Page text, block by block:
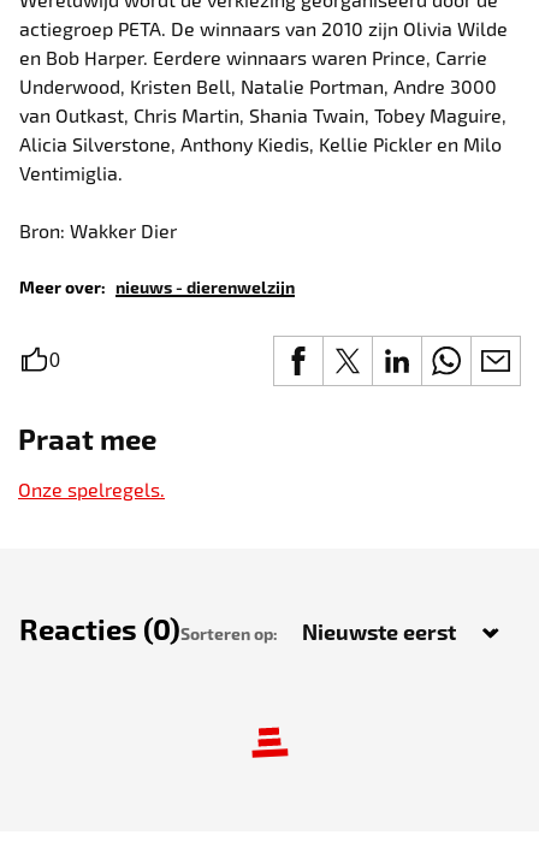
actiegroep PETA. De winnaars van 2010 zijn Olivia Wilde
en Bob Harper. Eerdere winnaars waren Prince, Carrie
Underwood, Kristen Bell, Natalie Portman, Andre 3000
van Outkast, Chris Martin, Shania Twain, Tobey Maguire,
Alicia Silverstone, Anthony Kiedis, Kellie Pickler en Milo
Ventimiglia.
Bron: Wakker Dier
Meer over: nieuws - dierenwelzijn
0
Praat mee
Onze spelregels.
Reacties (0)Sorteren op: